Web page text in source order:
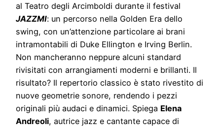
al Teatro degli Arcimboldi durante il festival
JAZZMI: un percorso nella Golden Era dello
swing, con un’attenzione particolare ai brani
intramontabili di Duke Ellington e Irving Berlin.
Non mancheranno neppure alcuni standard
rivisitati con arrangiamenti moderni e brillanti. Il
risultato? Il repertorio classico è stato rivestito di
nuove geometrie sonore, rendendo i pezzi
originali più audaci e dinamici. Spiega Elena
Andreoli, autrice jazz e cantante capace di